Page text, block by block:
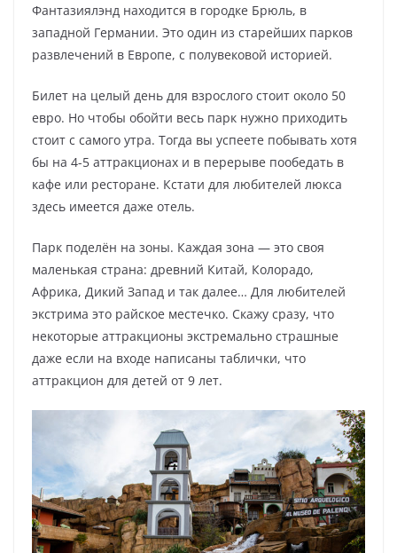
Фантазиялэнд находится в городке Брюль, в
западной Германии. Это один из старейших парков
развлечений в Европе, с полувековой историей.
Билет на целый день для взрослого стоит около 50
евро. Но чтобы обойти весь парк нужно приходить
стоит с самого утра. Тогда вы успеете побывать хотя
бы на 4-5 аттракционах и в перерыве пообедать в
кафе или ресторане. Кстати для любителей люкса
здесь имеется даже отель.
Парк поделён на зоны. Каждая зона — это своя
маленькая страна: древний Китай, Колорадо,
Африка, Дикий Запад и так далее… Для любителей
экстрима это райское местечко. Скажу сразу, что
некоторые аттракционы экстремально страшные
даже если на входе написаны таблички, что
аттракцион для детей от 9 лет.